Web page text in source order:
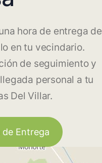
hora de entrega de
en tu vecindario.
de seguimiento y
personal a tu
Del Villar.
Entrega